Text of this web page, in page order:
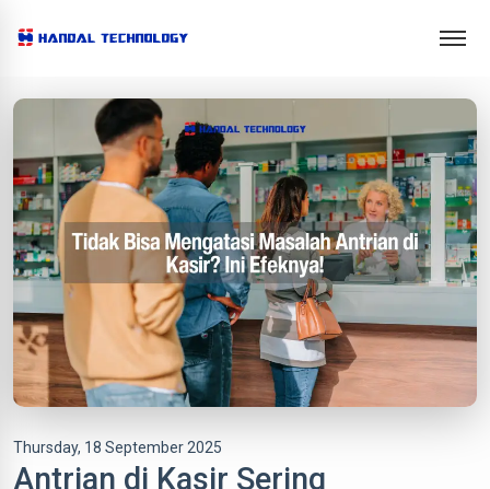
Thursday, 18 September 2025
Antrian di Kasir Sering